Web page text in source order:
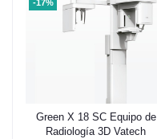
-17%
Añadir al carrito
Green X 18 SC Equipo de
Radiología 3D Vatech